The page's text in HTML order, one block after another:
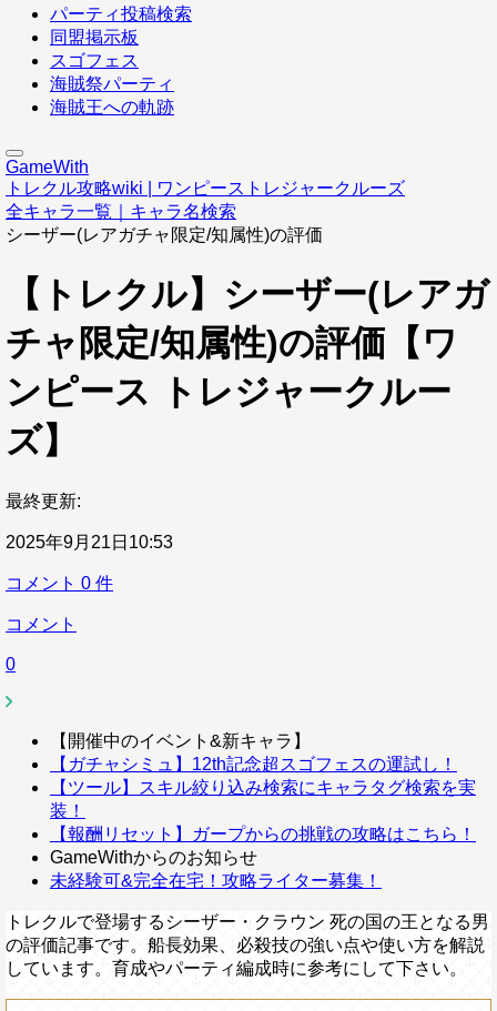
パーティ投稿検索
同盟掲示板
スゴフェス
海賊祭パーティ
海賊王への軌跡
GameWith
トレクル攻略wiki | ワンピーストレジャークルーズ
全キャラ一覧｜キャラ名検索
シーザー(レアガチャ限定/知属性)の評価
【トレクル】シーザー(レアガ
チャ限定/知属性)の評価【ワ
ンピース トレジャークルー
ズ】
最終更新:
2025年9月21日10:53
コメント 0 件
コメント
0
【開催中のイベント&新キャラ】
【ガチャシミュ】12th記念超スゴフェスの運試し！
【ツール】スキル絞り込み検索にキャラタグ検索を実
装！
【報酬リセット】ガープからの挑戦の攻略はこちら！
GameWithからのお知らせ
未経験可&完全在宅！攻略ライター募集！
トレクルで登場するシーザー・クラウン 死の国の王となる男
の評価記事です。船長効果、必殺技の強い点や使い方を解説
しています。育成やパーティ編成時に参考にして下さい。